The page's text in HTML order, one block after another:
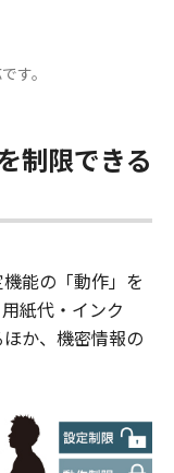
す。
制限できる
能の「動作」を
紙代・インク
か、機密情報の